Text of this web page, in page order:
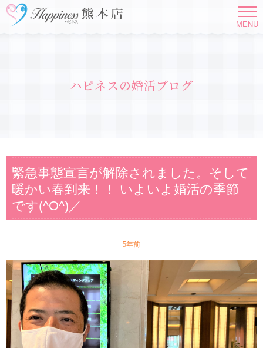
MENU
ハピネスの婚活ブログ
緊急事態宣言が解除されました。そして
暖かい春到来！！ いよいよ婚活の季節
です(^O^)／
5年前